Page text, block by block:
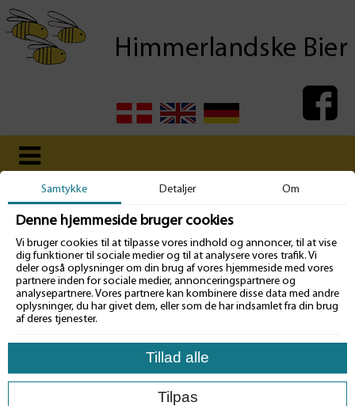
Produkter
Uparrede og Friparrede dronninger
Færdigt selekterede 2. års
dronninger
Tilgængelige fra ca. 1. maj, og frem til sidst i maj.
Antal
Samtykke Detaljer Om
Denne hjemmeside bruger cookies
Vi bruger cookies til at tilpasse vores indhold og annoncer, til at vise
dig funktioner til sociale medier og til at analysere vores trafik. Vi
deler også oplysninger om din brug af vores hjemmeside med vores
partnere inden for sociale medier, annonceringspartnere og
analysepartnere. Vores partnere kan kombinere disse data med andre
oplysninger, du har givet dem, eller som de har indsamlet fra din brug
af deres tjenester.
Tilpas
Tillad alle